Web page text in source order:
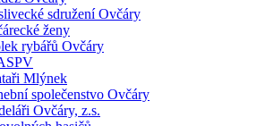
sdružení Ovčáry
ženy
rybářů Ovčáry
Mlýnek
společenstvo Ovčáry
Ovčáry, z.s.